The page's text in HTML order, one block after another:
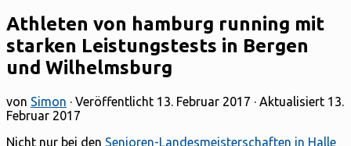
Athleten von hamburg running mit
starken Leistungstests in Bergen
und Wilhelmsburg
von Simon · Veröffentlicht 13. Februar 2017 · Aktualisiert 13.
Februar 2017
Nicht nur bei den Senioren-Landesmeisterschaften in Halle